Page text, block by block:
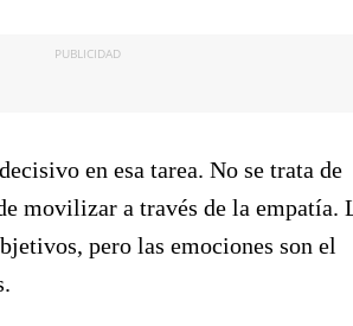
PUBLICIDAD
en esa tarea. No se trata de
movilizar a través de la empatía.
pero las emociones son el